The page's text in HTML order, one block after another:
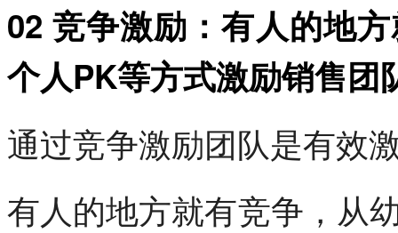
02 竞争激励：有人的地
个人PK等方式激励销售团
通过竞争激励团队是有效
有人的地方就有竞争，从